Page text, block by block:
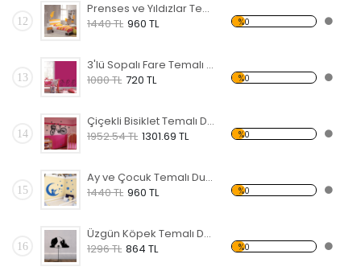
12
Prenses ve Yıldızlar Temalı Duvar Sticker
1440 TL 960 TL %0
13
3'lü Sopalı Fare Temalı Duvar Sticker
1080 TL 720 TL %0
14
Çiçekli Bisiklet Temalı Duvar Sticker
1952.54 TL 1301.69 TL %0
15
Ay ve Çocuk Temalı Duvar Sticker
1440 TL 960 TL %0
16
Üzgün Köpek Temalı Duvar Sticker
1296 TL 864 TL %0